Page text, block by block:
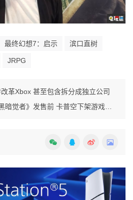
最终幻想7：启示 滨口直树
JRPG
革Xbox 甚至包含拆分成独立公司
觉者》发售前 卡普空下架游戏微交易内容